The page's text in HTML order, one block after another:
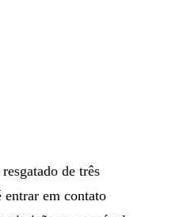
de três
em contato